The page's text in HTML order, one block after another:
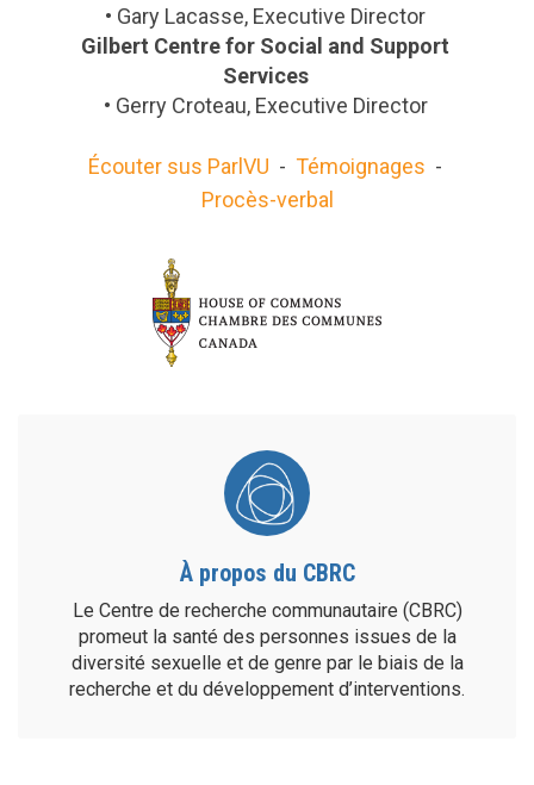
• Gary Lacasse, Executive Director
Gilbert Centre for Social and Support
Services
• Gerry Croteau, Executive Director
Écouter sus ParlVU - Témoignages -
Procès-verbal
À propos du CBRC
Le Centre de recherche communautaire (CBRC)
promeut la santé des personnes issues de la
diversité sexuelle et de genre par le biais de la
recherche et du développement d’interventions.